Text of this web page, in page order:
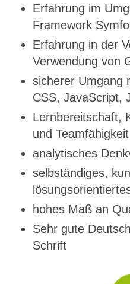
Erfahrung im
Framework
Erfahrung in der
Verwendung von
sicherer Umgang
CSS, JavaScript,
Lernbereitschaft,
und Teamfähigkeit
analytisches
selbständiges,
hohes Maß an
Sehr gute
Schrift